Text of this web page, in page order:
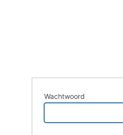
Wachtwoord